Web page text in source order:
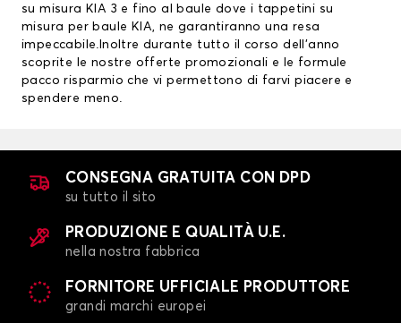
su misura KIA 3 e fino al baule dove i tappetini su
misura per baule KIA, ne garantiranno una resa
impeccabile.Inoltre durante tutto il corso dell’anno
scoprite le nostre offerte promozionali e le formule
pacco risparmio che vi permettono di farvi piacere e
spendere meno.
CONSEGNA GRATUITA CON DPD
su tutto il sito
PRODUZIONE E QUALITÀ U.E.
nella nostra fabbrica
FORNITORE UFFICIALE PRODUTTORE
grandi marchi europei